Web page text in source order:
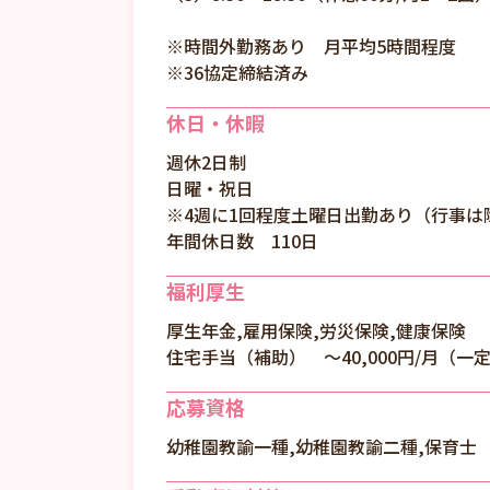
※時間外勤務あり 月平均5時間程度
※36協定締結済み
休日・休暇
週休2日制
日曜・祝日
※4週に1回程度土曜日出勤あり（行事は
年間休日数 110日
福利厚生
厚生年金,雇用保険,労災保険,健康保険
住宅手当（補助） ～40,000円/月（一定
応募資格
幼稚園教諭一種,幼稚園教諭二種,保育士